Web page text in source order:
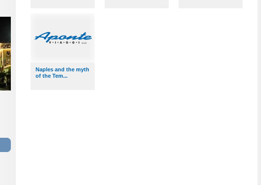
Naples and the myth
of the Tem...